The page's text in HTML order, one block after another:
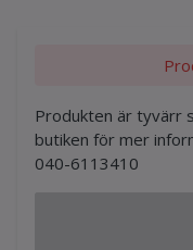
Produkten är tyvärr
butiken för mer
040-6113410